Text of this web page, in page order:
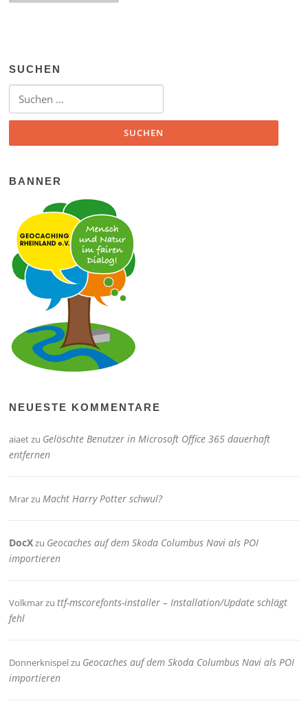
SUCHEN
Suchen nach:
BANNER
NEUESTE KOMMENTARE
aiaetzu Gelöschte Benutzer in Microsoft Office 365 dauerhaft
entfernen
MrarzuMacht Harry Potter schwul?
DocXzu Geocaches auf dem Skoda Columbus Navi als POI
importieren
Volkmarzuttf-mscorefonts-installer – Installation/Update schlägt
fehl
Donnerknispelzu Geocaches auf dem Skoda Columbus Navi als POI
importieren